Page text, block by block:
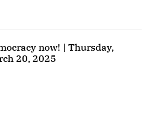
now! | Thursday,
20, 2025